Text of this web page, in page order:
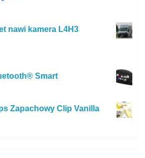
nawi kamera L4H3
Smart
Zapachowy Clip Vanilla